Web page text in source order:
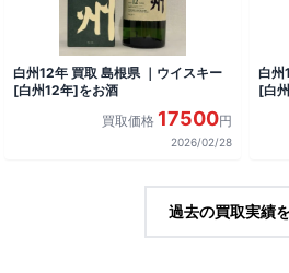
白州12年 買取 島根県 ｜ウイスキー
[白州12年]をお酒
買取価格 17500円
2026/02/28
白州
[白
過去の買取実績